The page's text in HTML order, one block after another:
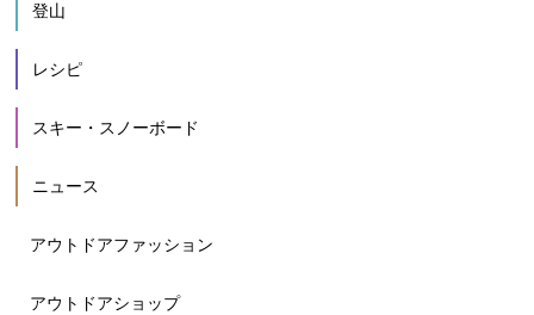
登山
レシピ
スキー・スノーボード
ニュース
アウトドアファッション
アウトドアショップ